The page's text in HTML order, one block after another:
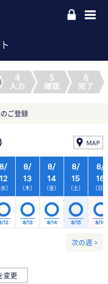
ご登録
MAP
8/
12
水）
8/
13
（木）
8/
14
（金）
8/
15
（土）
12 8/13 8/14 8/15
8/
16
（日）
8/16
次の週 >
変更